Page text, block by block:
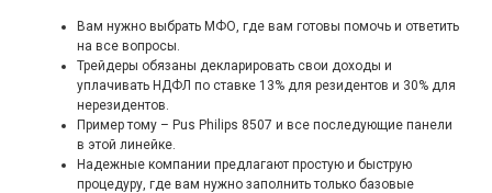
Вам нужно выбрать МФО, где вам готовы помочь и ответить
на все вопросы.
Трейдеры обязаны декларировать свои доходы и
уплачивать НДФЛ по ставке 13% для резидентов и 30% для
нерезидентов.
Пример тому – Pus Philips 8507 и все последующие панели
в этой линейке.
Надежные компании предлагают простую и быструю
процедуру, где вам нужно заполнить только базовые